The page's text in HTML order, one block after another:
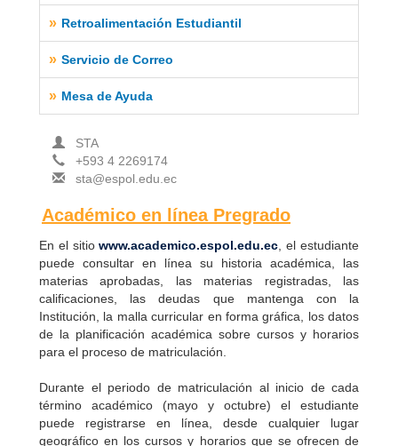
» Retroalimentación Estudiantil
» Servicio de Correo
» Mesa de Ayuda
STA
+593 4 2269174
sta@espol.edu.ec
Académico en línea Pregrado
En el sitiowww.academico.espol.edu.ec , el estudiante
puede consultar en línea su historia académica, las
materias aprobadas, las materias registradas, las
calificaciones, las deudas que mantenga con la
Institución, la malla curricular en forma gráfica, los datos
de la planificación académica sobre cursos y horarios
para el proceso de matriculación.
Durante el periodo de matriculación al inicio de cada
término académico (mayo y octubre) el estudiante
puede registrarse en línea, desde cualquier lugar
geográfico en los cursos y horarios que se ofrecen de